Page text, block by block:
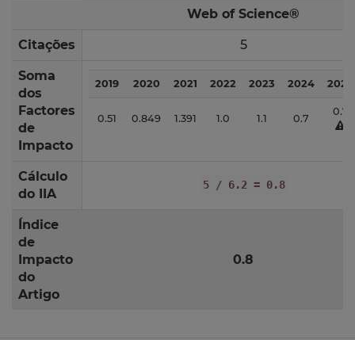
Web of Science®
Citações 5
Soma
dos
Factores
de
Impacto
2019 2020 2021 2022 2023 2024 2025
0.51 0.849 1.391 1.0 1.1 0.7
0.7
Cálculo
do IIA
5 / 6.2 = 0.8
Índice
de
Impacto
do
Artigo
0.8